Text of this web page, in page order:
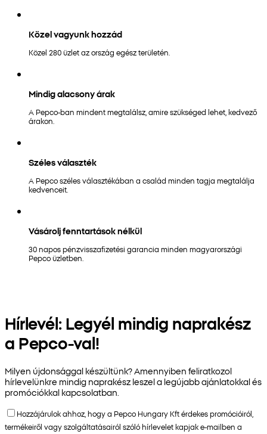
Közel vagyunk hozzád
Közel 280 üzlet az ország egész területén.
Mindig alacsony árak
A Pepco-ban mindent megtalálsz, amire szükséged lehet, kedvező
árakon.
Széles választék
A Pepco széles választékában a család minden tagja megtalálja
kedvenceit.
Vásárolj fenntartások nélkül
30 napos pénzvisszafizetési garancia minden magyarországi
Pepco üzletben.
Hírlevél: Legyél mindig naprakész
a Pepco-val!
Milyen újdonsággal készültünk? Amennyiben feliratkozol
hírlevelünkre mindig naprakész leszel a legújabb ajánlatokkal és
promóciókkal kapcsolatban.
Hozzájárulok ahhoz, hogy a Pepco Hungary Kft érdekes promócióiról,
termékeiről vagy szolgáltatásairól szóló hírlevelet kapjak e-mailben a